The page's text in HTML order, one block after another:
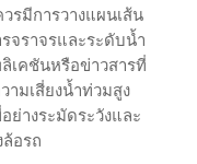
วรมีการวางแผนเส้น
จราจรและระดับน้ำ
เคชันหรือข่าวสารที่
ามเสี่ยงน้ำท่วมสูง
ย่างระมัดระวังและ
อรถ